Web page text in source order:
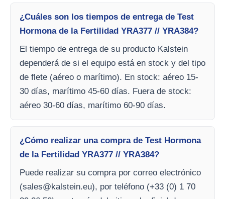
¿Cuáles son los tiempos de entrega de Test
Hormona de la Fertilidad YRA377 // YRA384?
El tiempo de entrega de su producto Kalstein
dependerá de si el equipo está en stock y del tipo
de flete (aéreo o marítimo). En stock: aéreo 15-
30 días, marítimo 45-60 días. Fuera de stock:
aéreo 30-60 días, marítimo 60-90 días.
¿Cómo realizar una compra de Test Hormona
de la Fertilidad YRA377 // YRA384?
Puede realizar su compra por correo electrónico
(sales@kalstein.eu), por teléfono (+33 (0) 1 70